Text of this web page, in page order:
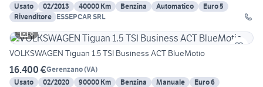
Usato
02/2013 40000 Km Benzina Automatico
Euro 5
Rivenditore ESSEPCAR SRL
8
VOLKSWAGEN Tiguan 1.5 TSI Business ACT BlueMotio
16.400 €Gerenzano(VA)
Usato
02/2020 90000 Km Benzina Manuale
Euro 6